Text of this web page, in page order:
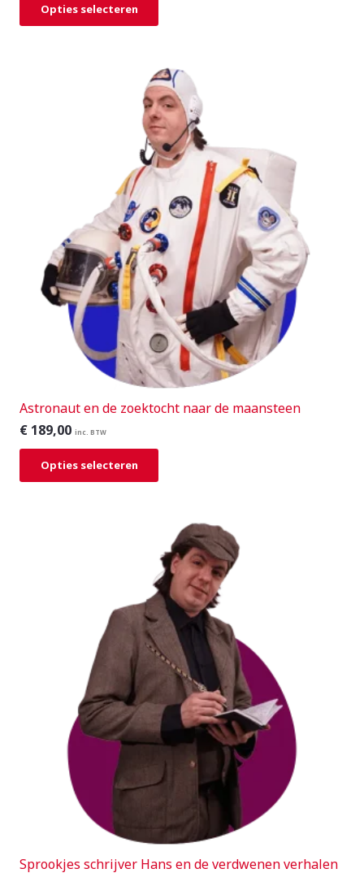
Opties selecteren
Astronaut en de zoektocht naar de maansteen
€ 189,00 inc. BTW
Opties selecteren
Sprookjes schrijver Hans en de verdwenen verhalen